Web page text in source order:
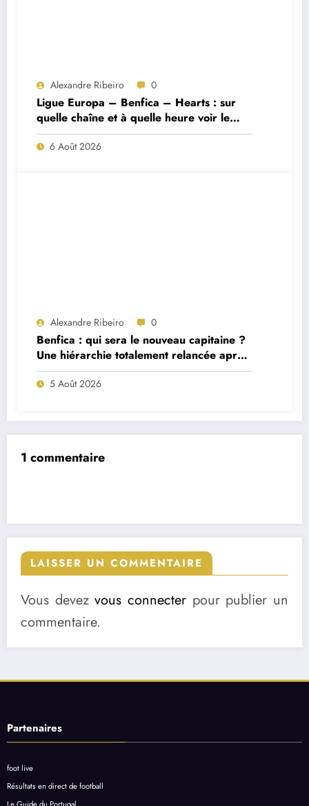
Alexandre Ribeiro 0
Ligue Europa – Benfica – Hearts : sur
quelle chaîne et à quelle heure voir le
match ?
6 Août 2026
Alexandre Ribeiro 0
Benfica : qui sera le nouveau capitaine ?
Une hiérarchie totalement relancée après
deux départs majeurs
5 Août 2026
1 commentaire
LAISSER UN COMMENTAIRE
Vous devezvous connecter pour publier un
commentaire.
Partenaires
foot live
Résultats en direct de football